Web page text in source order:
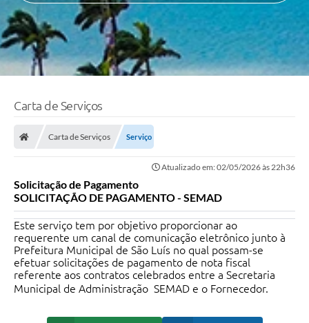
Carta de Serviços
Carta de Serviços Serviço
Atualizado em: 02/05/2026 às 22h36
Solicitação de Pagamento
SOLICITAÇÃO DE PAGAMENTO - SEMAD
Este serviço tem por objetivo proporcionar ao
requerente um canal de comunicação eletrônico junto à
Prefeitura Municipal de São Luís no qual possam-se
efetuar solicitações de pagamento de nota fiscal
referente aos contratos celebrados entre a Secretaria
Municipal de Administração  SEMAD e o Fornecedor.